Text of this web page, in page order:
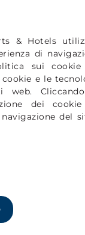
& Hotels
di
sui cookie
e le
web.
dei
del